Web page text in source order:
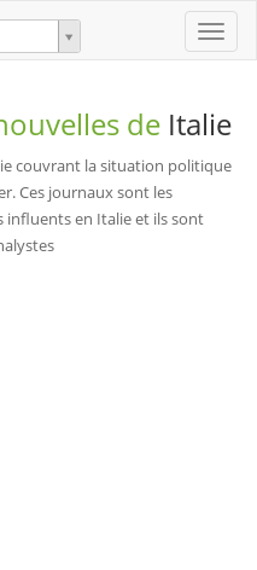
Toggle
de Italie
couvrant la situation politique
Ces journaux sont les
influents en Italie et ils sont